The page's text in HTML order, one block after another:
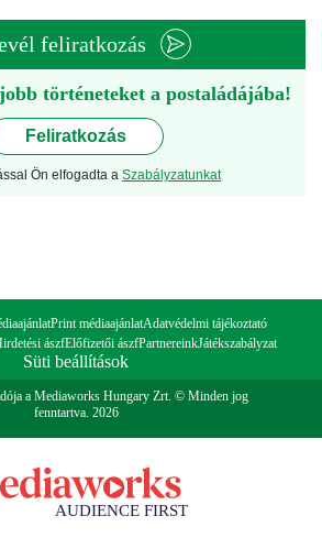
feliratkozás
történeteket a postaládájába!
Feliratkozás
Ön elfogadta a Szabályzatunkat
Print médiaajánlatAdatvédelmi tájékoztató
ászfElőfizetői ászfPartnereinkJátékszabályzat
Süti beállítások
a Mediaworks Hungary Zrt. © Minden jog
fenntartva. 2026